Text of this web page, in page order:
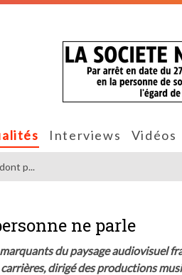
Interviews Vidéos
p...
ne parle
du paysage audiovisuel
dirigé des productions